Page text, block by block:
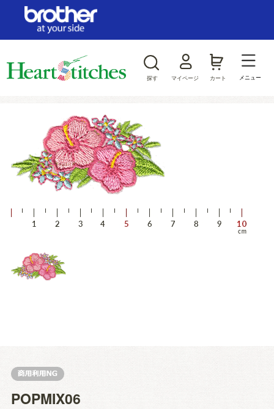
探す マイページ カート メニュー
POPMIX06
ログイン/新規会員登録
ジャンルから探す